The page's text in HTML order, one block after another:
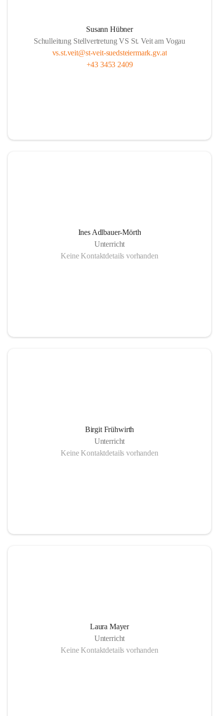
Susann Hübner
Schulleitung Stellvertretung VS St. Veit am Vogau
vs.st.veit@st-veit-suedsteiermark.gv.at
+43 3453 2409
Ines Adlbauer-Mörth
Unterricht
Keine Kontaktdetails vorhanden
Birgit Frühwirth
Unterricht
Keine Kontaktdetails vorhanden
Laura Mayer
Unterricht
Keine Kontaktdetails vorhanden